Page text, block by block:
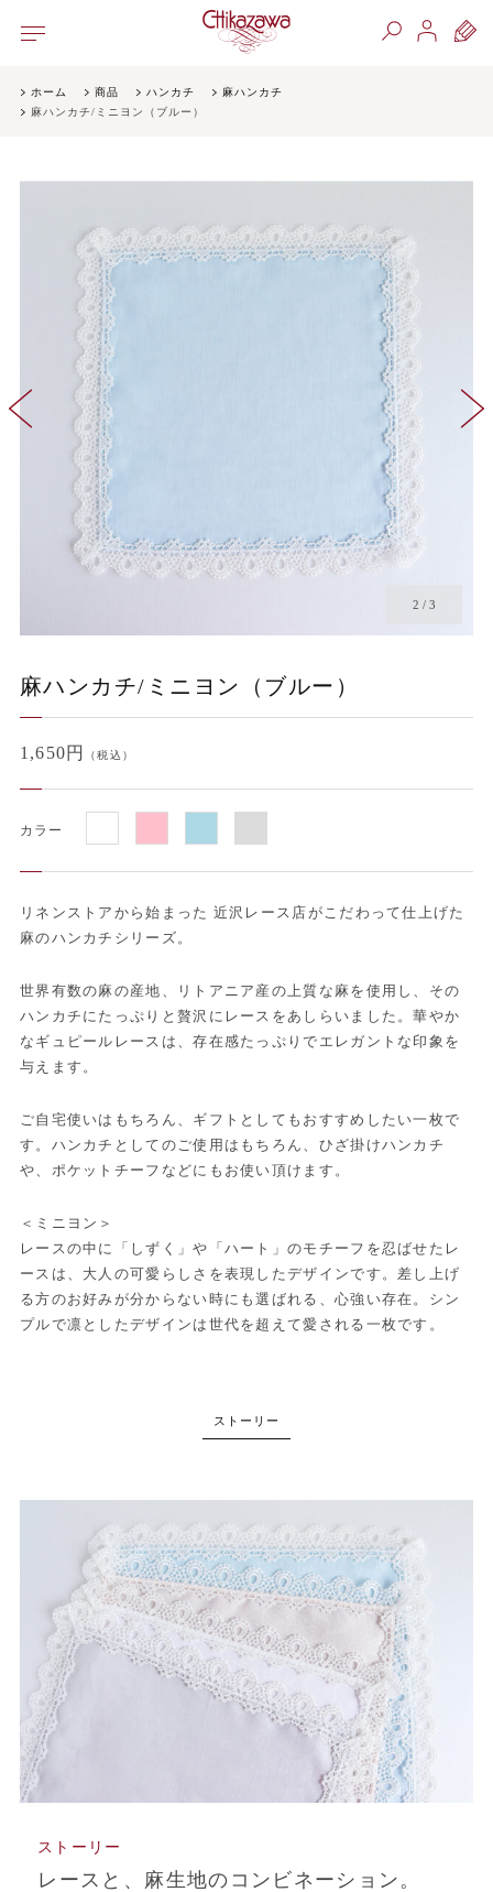
ホーム 商品 ハンカチ
麻ハンカチ
麻ハンカチ/ミニヨン（ブルー）
2 / 3
麻ハンカチ/ミニヨン（ブルー）
1,650円 （税込）
カラー
リネンストアから始まった 近沢レース店がこだわって仕上げた
麻のハンカチシリーズ。
世界有数の麻の産地、リトアニア産の上質な麻を使用し、その
ハンカチにたっぷりと贅沢にレースをあしらいました。華やか
なギュピールレースは、存在感たっぷりでエレガントな印象を
与えます。
ご自宅使いはもちろん、ギフトとしてもおすすめしたい一枚で
す。ハンカチとしてのご使用はもちろん、ひざ掛けハンカチ
や、ポケットチーフなどにもお使い頂けます。
＜ミニヨン＞
レースの中に「しずく」や「ハート」のモチーフを忍ばせたレ
ースは、大人の可愛らしさを表現したデザインです。差し上げ
る方のお好みが分からない時にも選ばれる、心強い存在。シン
プルで凛としたデザインは世代を超えて愛される一枚です。
ストーリー
レースと、麻生地のコンビネーション。
ストーリー